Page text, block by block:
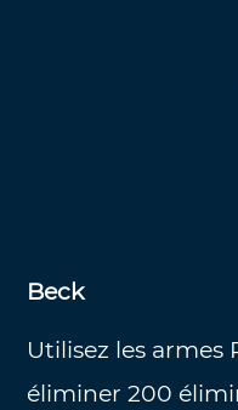
Beck
Utilisez les
éliminer 200